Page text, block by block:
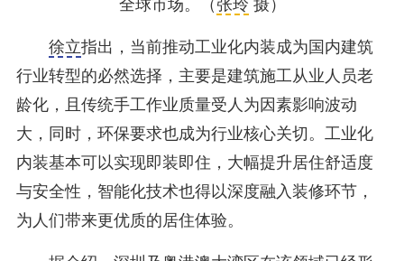
全球市场。（ 张玲 摄）
徐立指出，当前推动工业化内装成为国内建筑
行业转型的必然选择，主要是建筑施工从业人员老
龄化，且传统手工作业质量受人为因素影响波动
大，同时，环保要求也成为行业核心关切。工业化
内装基本可以实现即装即住，大幅提升居住舒适度
与安全性，智能化技术也得以深度融入装修环节，
为人们带来更优质的居住体验。